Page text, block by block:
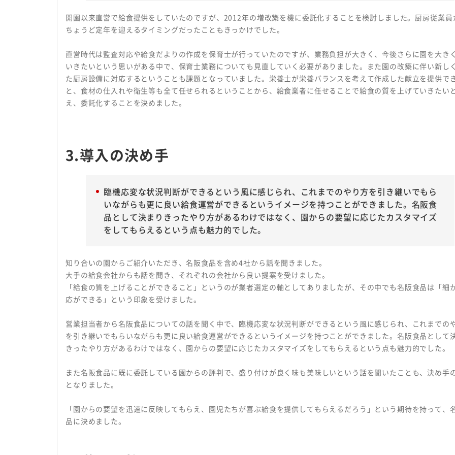
開園以来直営で給食提供をしていたのですが、2012年の増改築を機に委託化することを検討しました。厨房従業員
ちょうど定年を迎えるタイミングだったこともきっかけでした。
直営時代は監査対応や給食だよりの作成を保育士が行っていたのですが、業務負担が大きく、今後さらに園を大き
いきたいという思いがある中で、保育士業務についても見直していく必要がありました。また園の改築に伴い新し
た厨房設備に対応するということも課題となっていました。栄養士が栄養バランスを考えて作成した献立を提供で
と、食材の仕入れや衛生等も全て任せられるということから、給食業者に任せることで給食の質を上げていきたい
え、委託化することを決めました。
3.導入の決め手
臨機応変な状況判断ができるという風に感じられ、これまでのやり方を引き継いでもら
いながらも更に良い給食運営ができるというイメージを持つことができました。名阪食
品として決まりきったやり方があるわけではなく、園からの要望に応じたカスタマイズ
をしてもらえるという点も魅力的でした。
知り合いの園からご紹介いただき、名阪食品を含め4社から話を聞きました。
大手の給食会社からも話を聞き、それぞれの会社から良い提案を受けました。
「給食の質を上げることができること」というのが業者選定の軸としてありましたが、その中でも名阪食品は「細
応ができる」という印象を受けました。
営業担当者から名阪食品についての話を聞く中で、臨機応変な状況判断ができるという風に感じられ、これまでの
を引き継いでもらいながらも更に良い給食運営ができるというイメージを持つことができました。名阪食品として
きったやり方があるわけではなく、園からの要望に応じたカスタマイズをしてもらえるという点も魅力的でした。
また名阪食品に既に委託している園からの評判で、盛り付けが良く味も美味しいという話を聞いたことも、決め手
となりました。
「園からの要望を迅速に反映してもらえ、園児たちが喜ぶ給食を提供してもらえるだろう」という期待を持って、
品に決めました。